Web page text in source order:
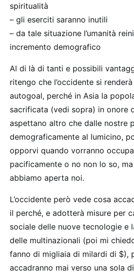
spiritualità
– gli eserciti saranno inutili
– da tale situazione l’umanità
incremento demografico
Al di là di tanti e possibili
ritengo che l’occidente si
autogoal, perché in Asia la
sacrificata (vedi sopra) in onore
aspettano altro che dalle nostre
demograficamente al lumicino,
opporvi quando vorranno
pacificamente o no non lo so,
abbiamo aperta noi.
L’occidente però vede cosa
il perché, e adotterà misure per
sociale delle nuove tecnologie e
delle multinazionali (poi mi
fanno di migliaia di milardi di $),
accadranno mai verso una sola